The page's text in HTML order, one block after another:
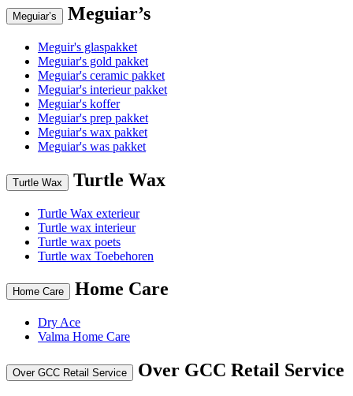
Meguiar’s Meguiar’s
Meguir's glaspakket
Meguiar's gold pakket
Meguiar's ceramic pakket
Meguiar's interieur pakket
Meguiar's koffer
Meguiar's prep pakket
Meguiar's wax pakket
Meguiar's was pakket
Turtle Wax Turtle Wax
Turtle Wax exterieur
Turtle wax interieur
Turtle wax poets
Turtle wax Toebehoren
Home Care Home Care
Dry Ace
Valma Home Care
Over GCC Retail Service Over GCC Retail Service